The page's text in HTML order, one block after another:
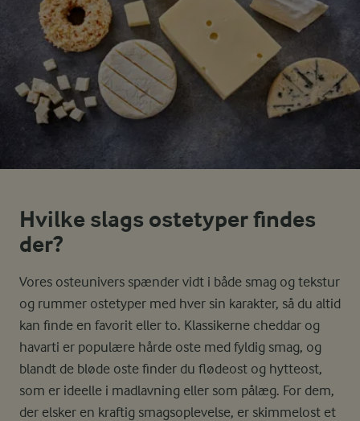
Hvilke slags ostetyper findes
der?
Vores osteunivers spænder vidt i både smag og tekstur
og rummer ostetyper med hver sin karakter, så du altid
kan finde en favorit eller to. Klassikerne cheddar og
havarti er populære hårde oste med fyldig smag, og
blandt de bløde oste finder du flødeost og hytteost,
som er ideelle i madlavning eller som pålæg. For dem,
der elsker en kraftig smagsoplevelse, er skimmelost et